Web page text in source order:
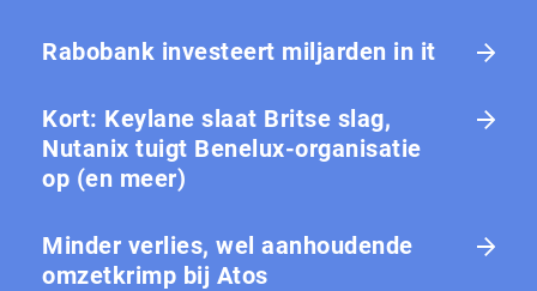
Rabobank investeert miljarden in it
Kort: Keylane slaat Britse slag,
Nutanix tuigt Benelux-organisatie
op (en meer)
Minder verlies, wel aanhoudende
omzetkrimp bij Atos